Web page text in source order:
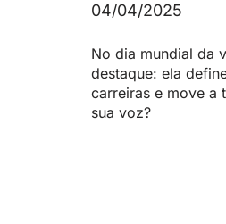
04/04/2025
No dia mundial da
destaque: ela
carreiras e move a
sua voz?